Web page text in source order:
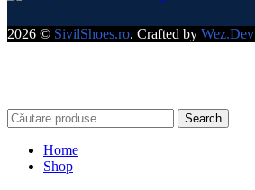
2026 © SivilShoes.ro. Crafted by Wez.Dev
Search
Home
Shop